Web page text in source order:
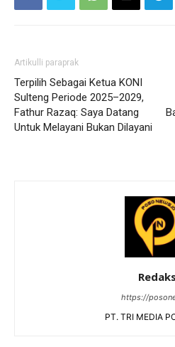
Artikulli paraprak
Terpilih Sebagai Ketua KONI
Sulteng Periode 2025–2029,
Fathur Razaq: Saya Datang
Untuk Melayani Bukan Dilayani
https://
PT. TRI MEDIA